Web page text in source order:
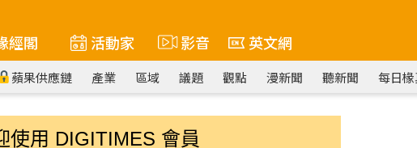
經閣 活動家 影音 英文網
蘋果供應鏈 產業 區域 議題 觀點 漫新聞 聽新聞 每日
使用 DIGITIMES 會員